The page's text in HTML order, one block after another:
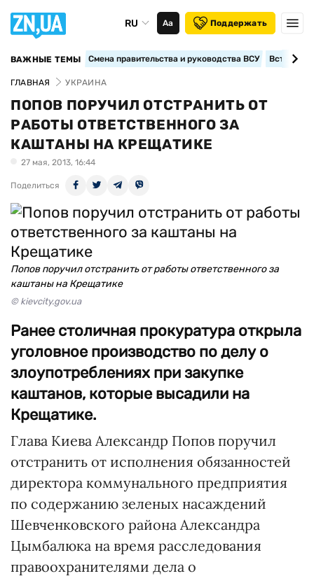
RU Аа Поддержать
ВАЖНЫЕ ТЕМЫ Смена правительства и руководства ВСУ
ГЛАВНАЯ УКРАИНА
ПОПОВ ПОРУЧИЛ ОТСТРАНИТЬ ОТ
РАБОТЫ ОТВЕТСТВЕННОГО ЗА
КАШТАНЫ НА КРЕЩАТИКЕ
27 мая, 2013, 16:44
Поделиться
Попов поручил отстранить от работы ответственного за
каштаны на Крещатике
© kievcity.gov.ua
Ранее столичная прокуратура открыла
уголовное производство по делу о
злоупотреблениях при закупке
каштанов, которые высадили на
Крещатике.
Глава Киева Александр Попов поручил
отстранить от исполнения обязанностей
директора коммунального предприятия
по содержанию зеленых насаждений
Шевченковского района Александра
Цымбалюка на время расследования
правоохранителями дела о